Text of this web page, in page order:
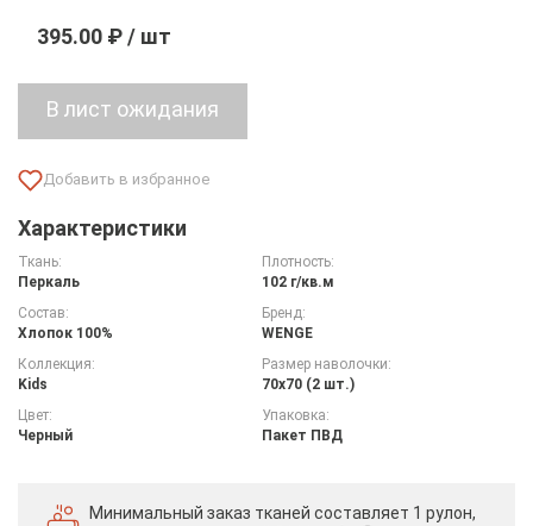
395.00 ₽ / шт
Характеристики
Ткань:
Перкаль
Плотность:
102 г/кв.м
Состав:
Хлопок 100%
Бренд:
WENGE
Коллекция:
Kids
Размер наволочки:
70х70 (2 шт.)
Цвет:
Черный
Упаковка:
Пакет ПВД
Минимальный заказ тканей составляет 1 рулон,